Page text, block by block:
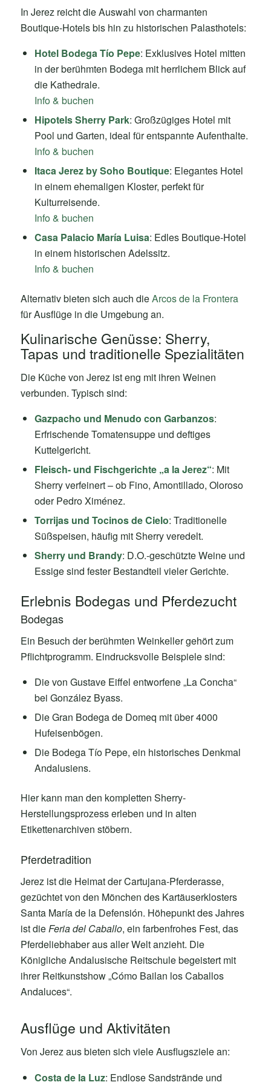
In Jerez reicht die Auswahl von charmanten
Boutique-Hotels bis hin zu historischen Palasthotels:
Hotel Bodega Tío Pepe: Exklusives Hotel mitten
in der berühmten Bodega mit herrlichem Blick auf
die Kathedrale.
Info & buchen
Hipotels Sherry Park: Großzügiges Hotel mit
Pool und Garten, ideal für entspannte Aufenthalte.
Info & buchen
Itaca Jerez by Soho Boutique: Elegantes Hotel
in einem ehemaligen Kloster, perfekt für
Kulturreisende.
Info & buchen
Casa Palacio María Luisa: Edles Boutique-Hotel
in einem historischen Adelssitz.
Info & buchen
Alternativ bieten sich auch dieArcos de la Frontera
für Ausflüge in die Umgebung an.
Kulinarische Genüsse: Sherry,
Tapas und traditionelle Spezialitäten
Die Küche von Jerez ist eng mit ihren Weinen
verbunden. Typisch sind:
Gazpacho und Menudo con Garbanzos:
Erfrischende Tomatensuppe und deftiges
Kuttelgericht.
Fleisch- und Fischgerichte „a la Jerez“: Mit
Sherry verfeinert – ob Fino, Amontillado, Oloroso
oder Pedro Ximénez.
Torrijas und Tocinos de Cielo: Traditionelle
Süßspeisen, häufig mit Sherry veredelt.
Sherry und Brandy: D.O.-geschützte Weine und
Essige sind fester Bestandteil vieler Gerichte.
Erlebnis Bodegas und Pferdezucht
Bodegas
Ein Besuch der berühmten Weinkeller gehört zum
Pflichtprogramm. Eindrucksvolle Beispiele sind:
Die von Gustave Eiffel entworfene „La Concha“
bei González Byass.
Die Gran Bodega de Domeq mit über 4000
Hufeisenbögen.
Die Bodega Tío Pepe, ein historisches Denkmal
Andalusiens.
Hier kann man den kompletten Sherry-
Herstellungsprozess erleben und in alten
Etikettenarchiven stöbern.
Pferdetradition
Jerez ist die Heimat der Cartujana-Pferderasse,
gezüchtet von den Mönchen des Kartäuserklosters
Santa María de la Defensión. Höhepunkt des Jahres
ist dieFeria del Caballo, ein farbenfrohes Fest, das
Pferdeliebhaber aus aller Welt anzieht. Die
Königliche Andalusische Reitschule begeistert mit
ihrer Reitkunstshow „Cómo Bailan los Caballos
Andaluces“.
Ausflüge und Aktivitäten
Von Jerez aus bieten sich viele Ausflugsziele an:
Costa de la Luz: Endlose Sandstrände und